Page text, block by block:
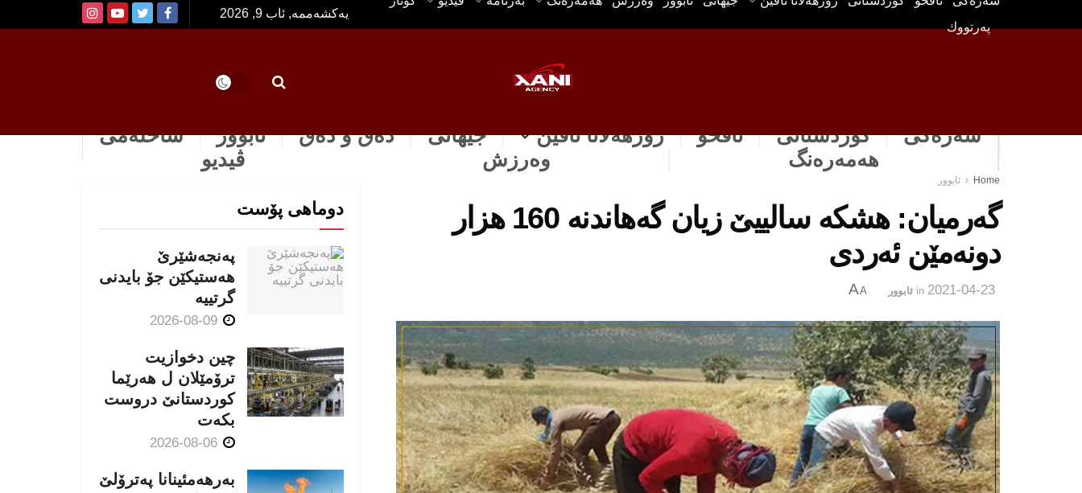
په‌رتووك
یەکشەممە, ئاب 9, 2026
سەرەکی كوردستانى ناڤخۆ رۆژهه‌لاتا ناڤین جیهانی دەق و دەق ئابوور
ساخله‌می
هه‌مه‌ره‌نگ
وه‌رزش ڤیدیو
Home ئابوور
گەرمیان: ھشکە سالییێ زیان گەھاندنە 160 ھزار
دونەمێن ئەردی
2021-04-23
in ئابوور A
A
دوماهی پۆست
پەنجەشێرێ
هەستیكێن جۆ بایدنی
گرتییە
چین دخوازیت
ترۆمێلان ل هەرێما
كوردستانێ دروست
بكەت
بەرهەمئینانا په‌ترۆلێ